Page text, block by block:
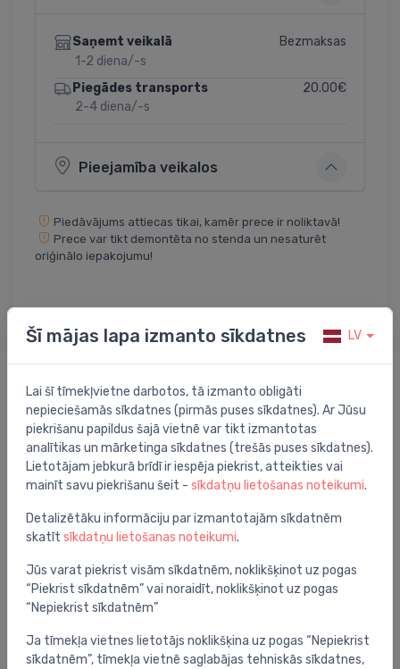
Saņemt veikalā
1-2 diena/-s
Bezmaksas
Piegādes transports
2-4 diena/-s
20.00€
Pieejamība veikalos
Piedāvājums attiecas tikai, kamēr prece ir noliktavā!
Prece var tikt demontēta no stenda un nesaturēt
oriģinālo iepakojumu!
Preces apraksts
pods ar QR/SC vāku BauCeramic rimless, 356x600 mm,
horizontāls izvads, pievads no sāniem, balts
Jums varētu arī interesēt
Šī mājas lapa izmanto sīkdatnes LV
Lai šī tīmekļvietne darbotos, tā izmanto obligāti
nepieciešamās sīkdatnes (pirmās puses sīkdatnes). Ar Jūsu
piekrišanu papildus šajā vietnē var tikt izmantotas
analītikas un mārketinga sīkdatnes (trešās puses sīkdatnes).
Lietotājam jebkurā brīdī ir iespēja piekrist, atteikties vai
mainīt savu piekrišanu šeit - sīkdatņu lietošanas noteikumi.
Detalizētāku informāciju par izmantotajām sīkdatnēm
skatīt sīkdatņu lietošanas noteikumi.
Jūs varat piekrist visām sīkdatnēm, noklikšķinot uz pogas
“Piekrist sīkdatnēm” vai noraidīt, noklikšķinot uz pogas
“Nepiekrist sīkdatnēm”
Ja tīmekļa vietnes lietotājs noklikšķina uz pogas “Nepiekrist
sīkdatnēm”, tīmekļa vietnē saglabājas tehniskās sīkdatnes,